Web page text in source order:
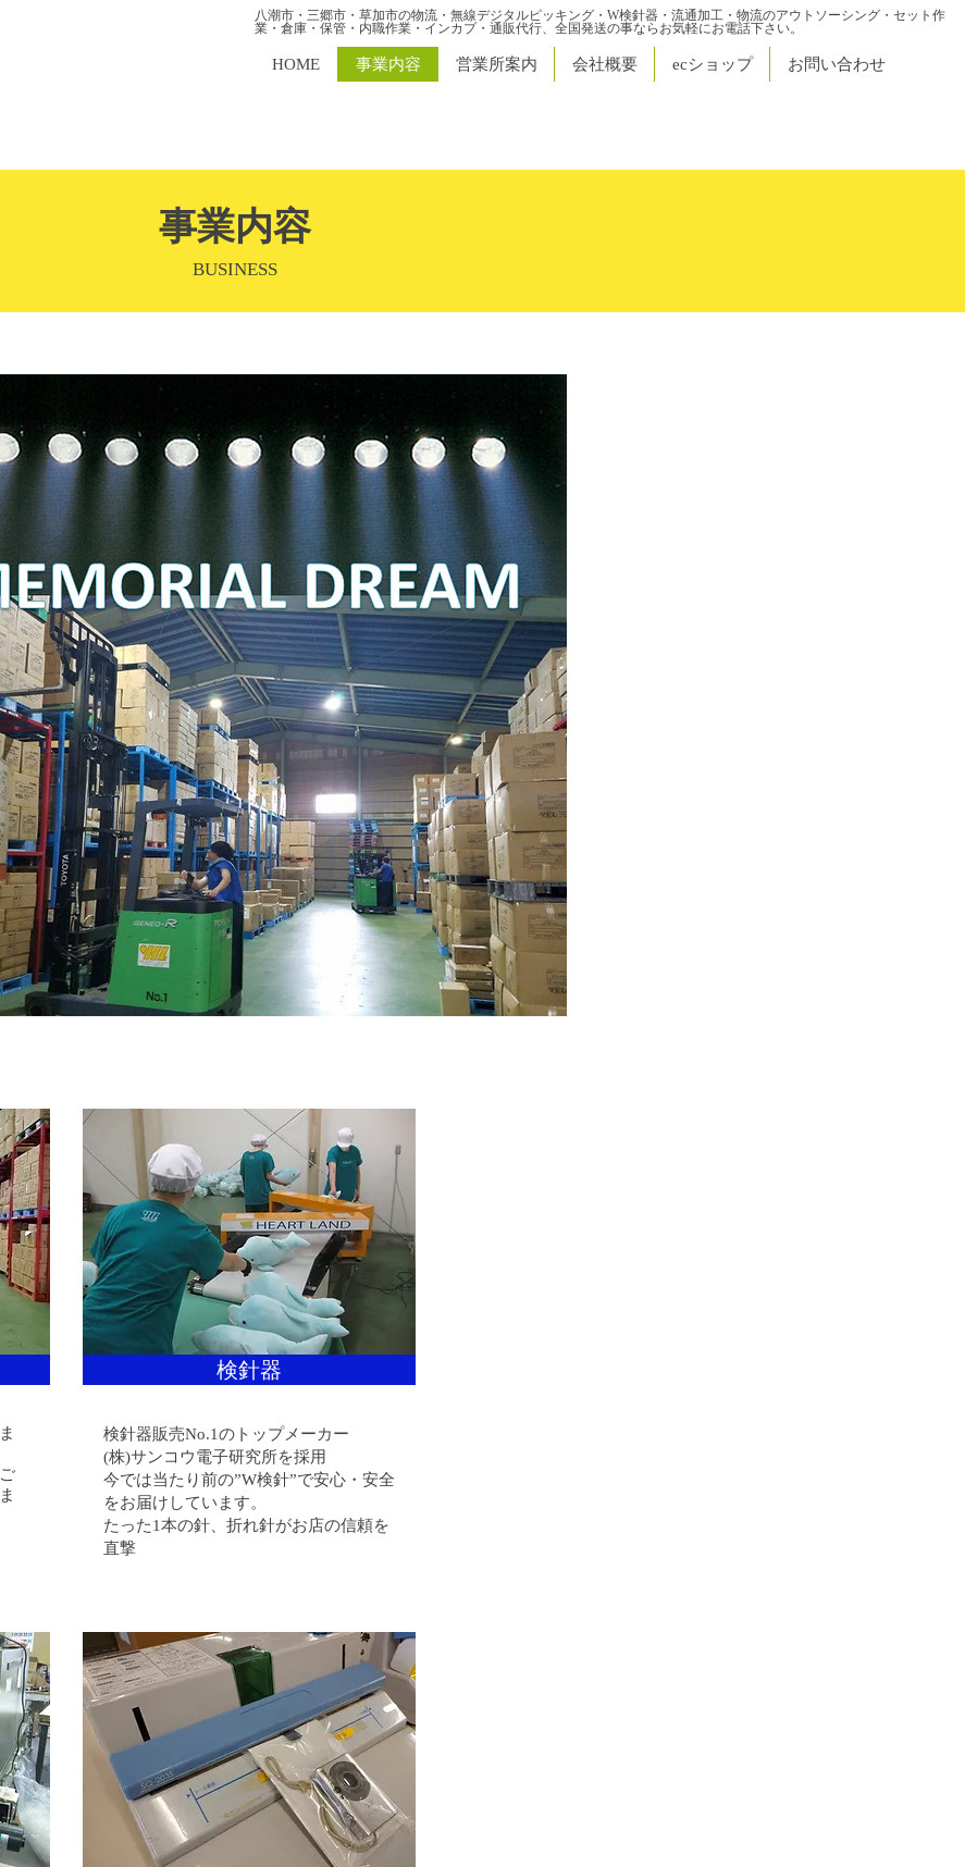
八潮市・三郷市・草加市の物流・無線デジタルピッキング・W検針器・流通加工・物流のアウトソーシング・セット作
業・倉庫・保管・内職作業・インカプ・通販代行、全国発送の事ならお気軽にお電話下さい。
HOME 事業内容 営業所案内 会社概要 ecショップ お問い合わせ
事業内容
BUSINESS
検針器
検針器販売No.1のトップメーカー
(株)サンコウ電子研究所を採用
今では当たり前の”W検針”で安心・安全
をお届けしています。
たった1本の針、折れ針がお店の信頼を
直撃